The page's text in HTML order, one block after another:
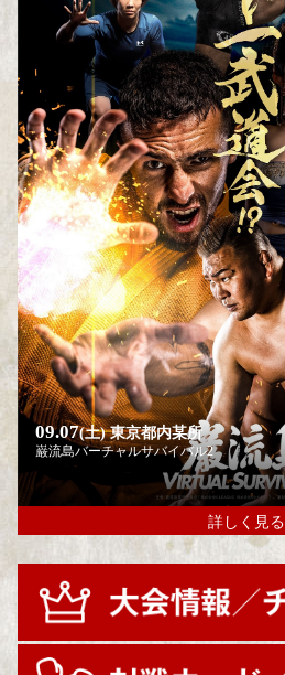
09.07(土)東京都内某所
巌流島バーチャルサバイバル2
詳しく見る